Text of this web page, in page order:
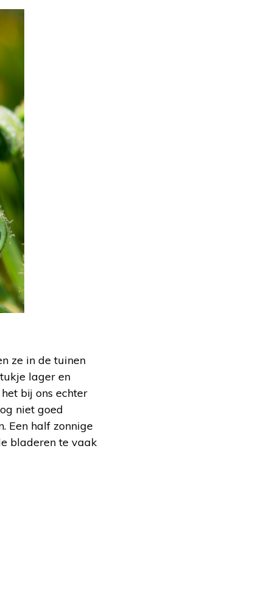
ze in de tuinen
lager en
bij ons echter
niet goed
Een half zonnige
bladeren te vaak